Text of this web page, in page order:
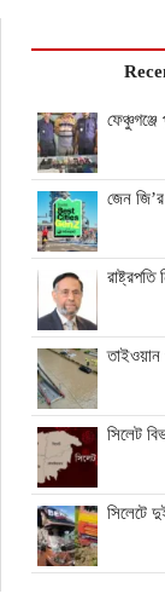
জেন
তাইওয়ান
সিলেট
সিলেটে